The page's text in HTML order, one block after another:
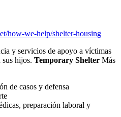
how-we-help/shelter-housing
y servicios de apoyo a víctimas
hijos. Temporary Shelter Más
de casos y defensa
preparación laboral y